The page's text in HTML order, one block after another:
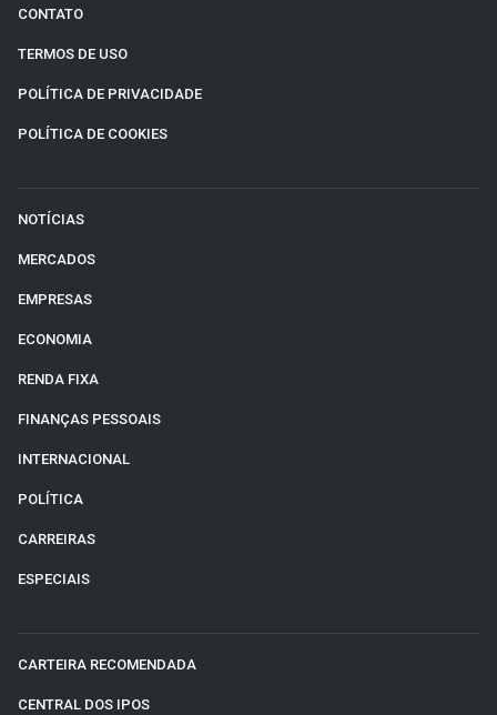
CONTATO
TERMOS DE USO
POLÍTICA DE PRIVACIDADE
POLÍTICA DE COOKIES
NOTÍCIAS
MERCADOS
EMPRESAS
ECONOMIA
RENDA FIXA
FINANÇAS PESSOAIS
INTERNACIONAL
POLÍTICA
CARREIRAS
ESPECIAIS
CARTEIRA RECOMENDADA
CENTRAL DOS IPOS